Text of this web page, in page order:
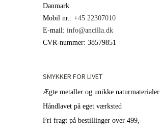
Danmark
Mobil nr. : +45 22307010
E-mail : info@ancilla.dk
CVR-nummer: 38579851
SMYKKER FOR LIVET
Ægte metaller og unikke naturmaterialer
Håndlavet på eget værksted
Fri fragt på bestillinger over 499,-